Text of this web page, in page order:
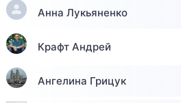
Анна Лукьяненко
Крафт Андрей
Ангелина Грицук